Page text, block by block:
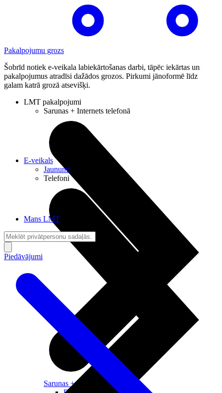
Pakalpojumu grozs
Šobrīd notiek e-veikala labiekārtošanas darbi, tāpēc iekārtas un
pakalpojumus atradīsi dažādos grozos. Pirkumi jānoformē līdz
galam katrā grozā atsevišķi.
LMT pakalpojumi
Sarunas + Internets telefonā
Sarunas + Internets
E-veikals
Jaunumi
Telefoni
Mans LMT
Piedāvājumi